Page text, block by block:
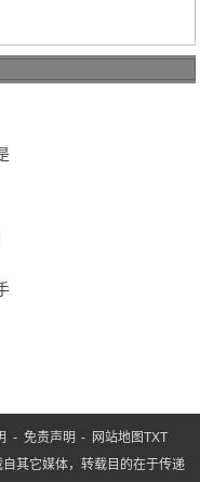
- 免责声明 - 网站地图TXT
其它媒体，转载目的在于传递